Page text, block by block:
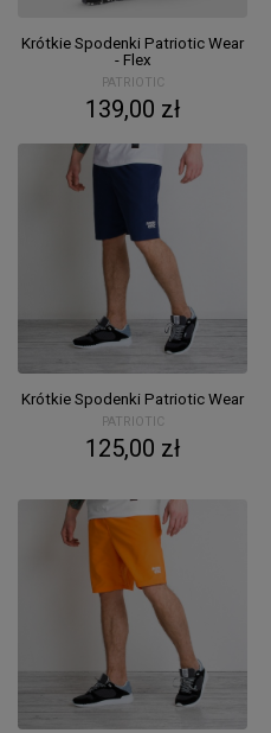
Krótkie Spodenki Patriotic Wear
- Flex
PATRIOTIC
139,00 zł
Krótkie Spodenki Patriotic Wear
PATRIOTIC
125,00 zł